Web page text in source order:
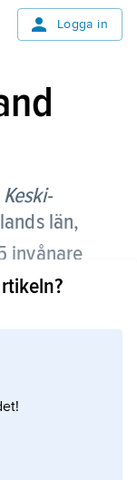
Logga in
Keski-
län,
invånare
till denna.
stor del
av